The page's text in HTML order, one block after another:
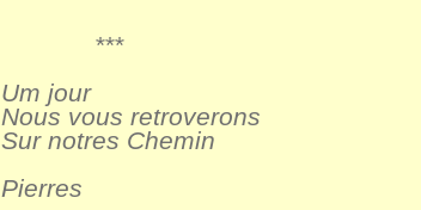
***
Um jour
Nous vous retroverons
Sur notres Chemin
Pierres